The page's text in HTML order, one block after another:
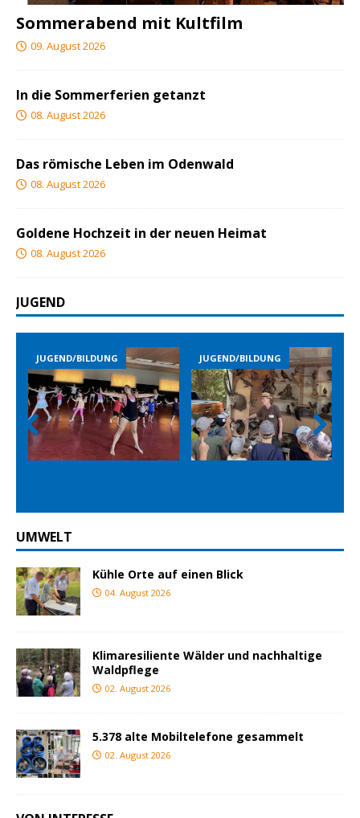
Sommerabend mit Kultfilm
09. August 2026
In die Sommerferien getanzt
08. August 2026
Das römische Leben im Odenwald
08. August 2026
Goldene Hochzeit in der neuen Heimat
08. August 2026
JUGEND
JUGEND/BILDUNG JUGEND/BILDUNG
Prev
ious
Nex
t
UMWELT
Kühle Orte auf einen Blick
04. August 2026
Klimaresiliente Wälder und nachhaltige
Waldpflege
02. August 2026
5.378 alte Mobiltelefone gesammelt
02. August 2026